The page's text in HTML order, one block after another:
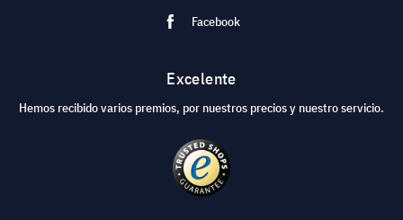
Facebook
Excelente
Hemos recibido varios premios, por nuestros precios y nuestro servicio.